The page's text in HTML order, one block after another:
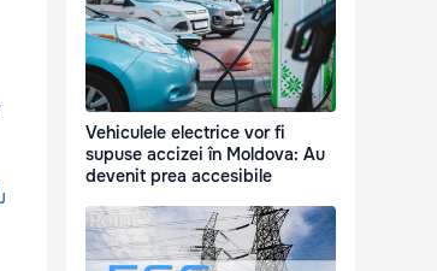
Vehiculele electrice vor fi
supuse accizei în Moldova: Au
devenit prea accesibile